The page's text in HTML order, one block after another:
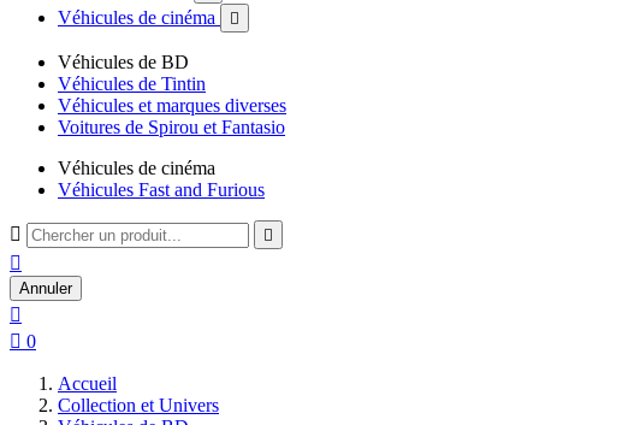
Véhicules de cinéma 
Véhicules de BD
Véhicules de Tintin
Véhicules et marques diverses
Voitures de Spirou et Fantasio
Véhicules de cinéma
Véhicules Fast and Furious
 

Annuler

 0
Accueil
Collection et Univers